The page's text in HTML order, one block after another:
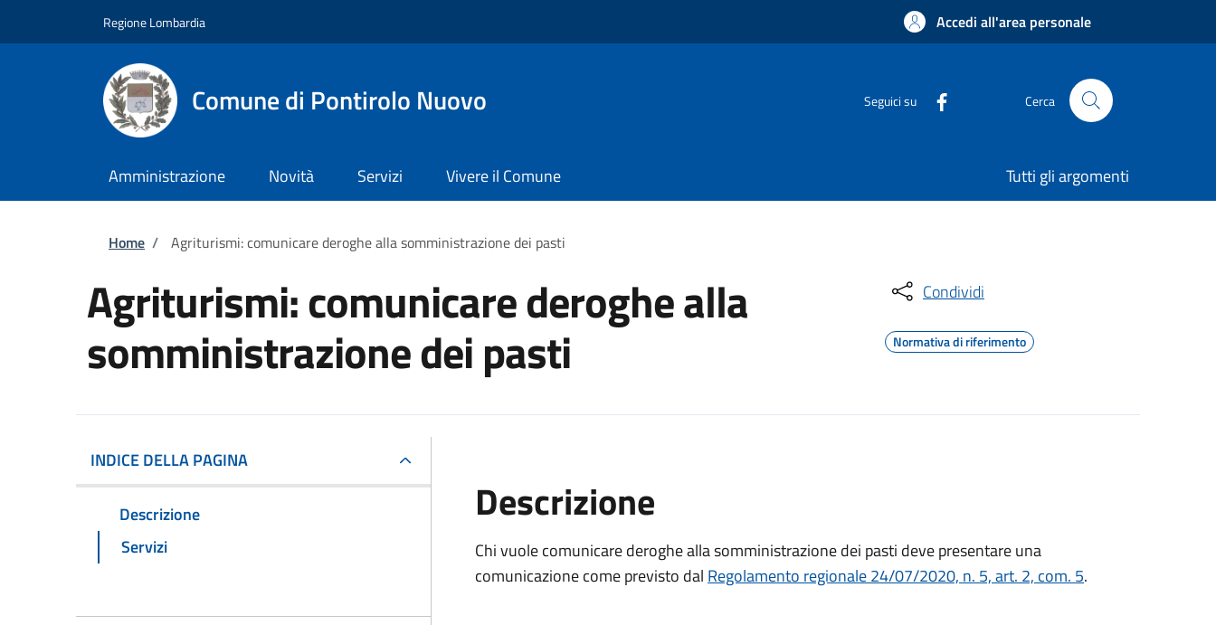
Regione Lombardia Accedi all'area personale
Comune di Pontirolo Nuovo Seguici su Cerca
Amministrazione Novità Servizi Vivere il Comune Tutti gli argomenti
Briciole di pane
Home / Agriturismi: comunicare deroghe alla somministrazione dei pasti
Agriturismi: comunicare deroghe alla
somministrazione dei pasti
Condividi
Normativa di riferimento
INDICE DELLA PAGINA
Descrizione
Servizi
Descrizione
Chi vuole comunicare deroghe alla somministrazione dei pasti deve presentare una
comunicazione come previsto dal Regolamento regionale 24/07/2020, n. 5, art. 2, com. 5.